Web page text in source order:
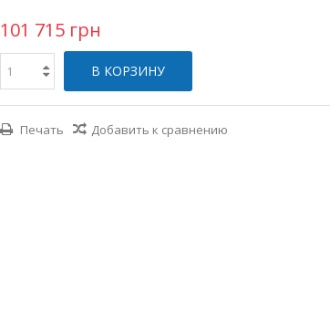
101 715 грн
В КОРЗИНУ
Печать Добавить к сравнению